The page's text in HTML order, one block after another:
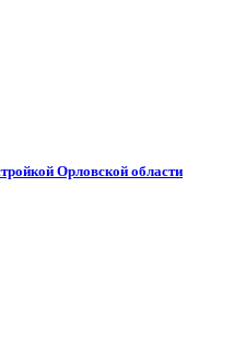
Орловской области